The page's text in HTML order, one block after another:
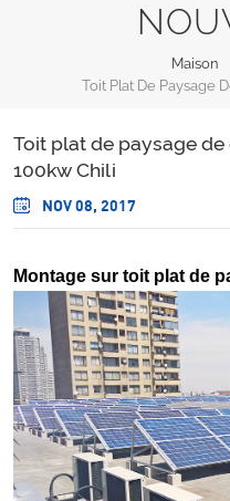
Maison
Toit plat de paysage
100kw Chili
NOV 08, 2017
Montage sur toit plat de